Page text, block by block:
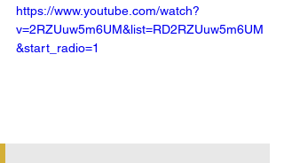
https://www.youtube.com/watch?
v=2RZUuw5m6UM&list=RD2RZUuw5m6UM
&start_radio=1